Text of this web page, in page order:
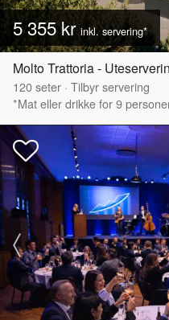
5 355 krinkl. servering*
Molto Trattoria -
120seter · Tilbyr servering
*Mat eller drikke for 9